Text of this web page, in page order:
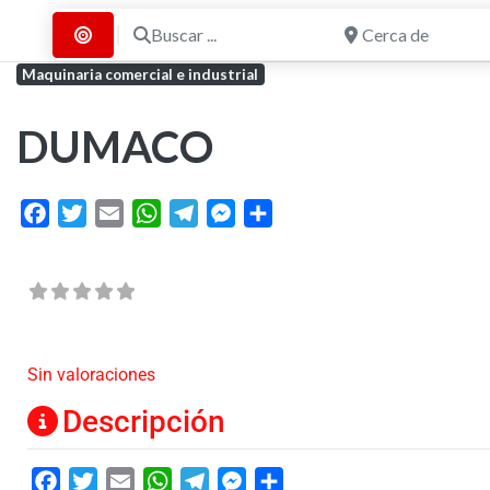
Buscar por Distancia
Buscar ... Cerca de
Maquinaria comercial e industrial
DUMACO
FacebookTwitterEmail WhatsAppTelegramMessenger
Sin valoraciones
Descripción
FacebookTwitterEmail WhatsAppTelegramMessenger